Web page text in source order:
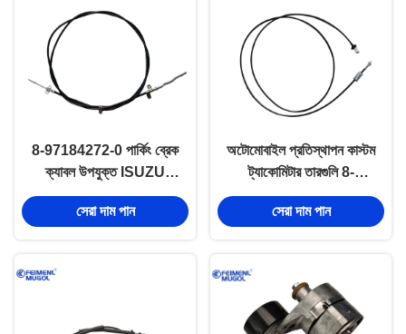
8-97184272-0 পার্কিং ব্রেক
ক্যাবল উপযুক্ত ISUZU
600P 100P ড্রাইভ সিরিজ
অংশ
সেরা দাম পান
অটোমোবাইল প্রতিস্থাপন কাস্টম
ট্যাকোমিটার তারগুলি 8-
94176220-0 ISUZU
NHR NKR
সেরা দাম পান